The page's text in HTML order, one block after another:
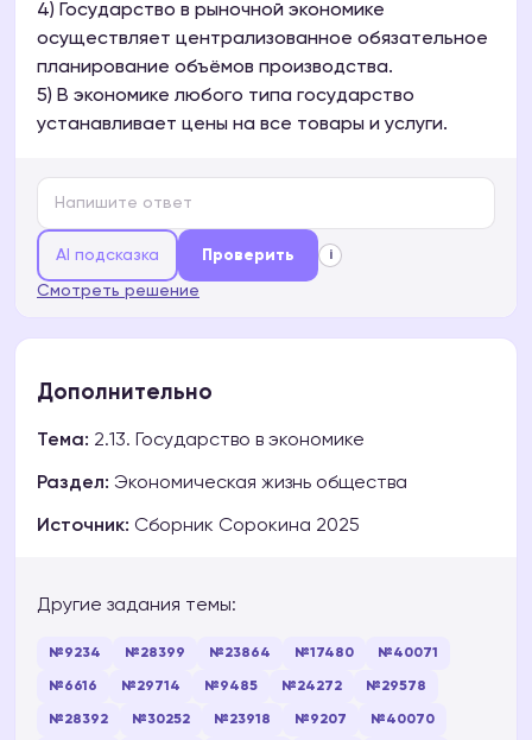
4) Государство в рыночной экономике
осуществляет централизованное обязательное
планирование объёмов производства.
5) В экономике любого типа государство
устанавливает цены на все товары и услуги.
AI подсказка Проверить i
Смотреть решение
Дополнительно
Тема: 2.13. Государство в экономике
Раздел: Экономическая жизнь общества
Источник: Сборник Сорокина 2025
Другие задания темы:
№9234 №28399 №23864 №17480 №40071
№6616 №29714 №9485 №24272 №29578
№28392 №30252 №23918 №9207 №40070